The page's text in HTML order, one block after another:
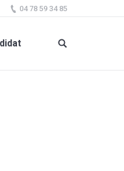
04 78 59 34 85